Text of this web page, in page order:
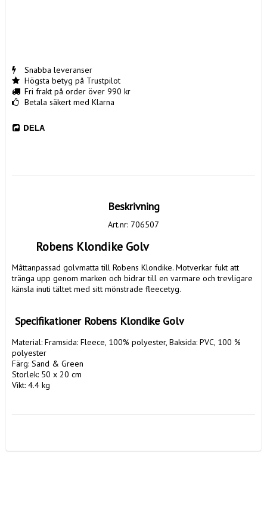
Snabba leveranser
Högsta betyg på Trustpilot
Fri frakt på order över 990 kr
Betala säkert med Klarna
DELA
Beskrivning
Art.nr: 706507
	Robens Klondike Golv
Måttanpassad golvmatta till Robens Klondike. Motverkar fukt att
tränga upp genom marken och bidrar till en varmare och trevligare
känsla inuti tältet med sitt mönstrade fleecetyg.
Specifikationer Robens Klondike Golv
Material: Framsida: Fleece, 100% polyester, Baksida: PVC, 100 %
polyester
Färg: Sand & Green
Storlek: 50 x 20 cm
Vikt: 4.4 kg